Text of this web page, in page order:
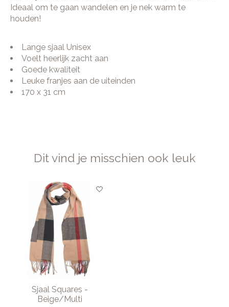
Ideaal om te gaan wandelen en je nek warm te
houden!
Lange sjaal Unisex
Voelt heerlijk zacht aan
Goede kwaliteit
Leuke franjes aan de uiteinden
170 x 31 cm
Dit vind je misschien ook leuk
Items van productcarrousel
Sjaal Squares -
Beige/Multi